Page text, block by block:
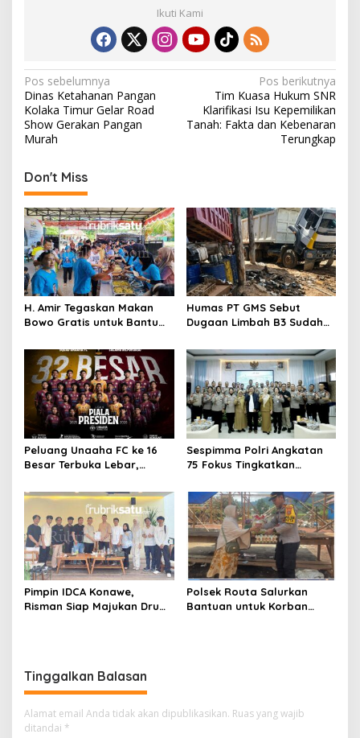
Ikuti Kami
N
a
v
i
g
a
s
i
p
o
s
Pos sebelumnya
Dinas Ketahanan Pangan
Kolaka Timur Gelar Road
Show Gerakan Pangan
Murah
Pos berikutnya
Tim Kuasa Hukum SNR
Klarifikasi Isu Kepemilikan
Tanah: Fakta dan Kebenaran
Terungkap
Don't Miss
H. Amir Tegaskan Makan
Bowo Gratis untuk Bantu
Program Pemerintah
Humas PT GMS Sebut
Dugaan Limbah B3 Sudah
Namun Tak Tunjukkan
Dokumen
Peluang Unaaha FC ke 16
Besar Terbuka Lebar,
Statistik
Sespimma Polri Angkatan
75 Fokus Tingkatkan
Kekerasan Seksual Anak
Pimpin IDCA Konawe,
Risman Siap Majukan Drum
Polsek Routa Salurkan
Bantuan untuk Korban
Tinggalkan Balasan
Alamat email Anda tidak akan dipublikasikan. Ruas yang wajib
ditandai *